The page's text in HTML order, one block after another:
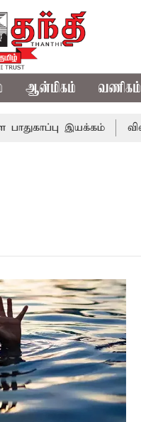
ஆன்மிகம் வணிகம்
இயக்கம்